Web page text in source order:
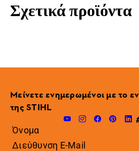
Σχετικά προϊόντα
Μείνετε ενημερωμένοι με το
της STIHL
Όνομα
Διεύθυνση E-Mail